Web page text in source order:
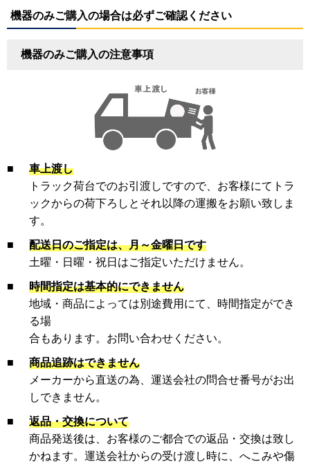
機器のみご購入の場合は必ずご確認ください
機器のみご購入の注意事項
■
車上渡し
トラック荷台でのお引渡しですので、お客様にてトラ
ックからの荷下ろしとそれ以降の運搬をお願い致しま
す。
■
配送日のご指定は、月～金曜日です
土曜・日曜・祝日はご指定いただけません。
■
時間指定は基本的にできません
地域・商品によっては別途費用にて、時間指定ができ
る場
合もあります。お問い合わせください。
■
商品追跡はできません
メーカーから直送の為、運送会社の問合せ番号がお出
しできません。
■
返品・交換について
商品発送後は、お客様のご都合での返品・交換は致し
かねます。運送会社からの受け渡し時に、へこみや傷